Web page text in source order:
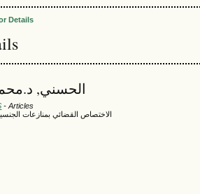
Details
الحسني,
- Articles
الاختصاص القضائي بمنازعات